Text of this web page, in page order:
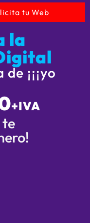
tu Web
la
¡¡¡yo
+IVA
te